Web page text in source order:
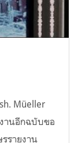
Müeller
านอีกฉบับขอ
รายงาน